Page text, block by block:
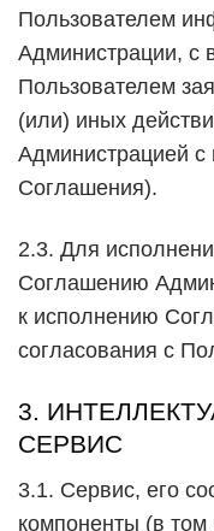
Пользователем
Администрации, с
Пользователем
(или) иных
Администрацией
Соглашения).
2.3. Для
Соглашению
к исполнению
согласования с
3.
СЕРВИС
3.1. Сервис, его
компоненты (в том